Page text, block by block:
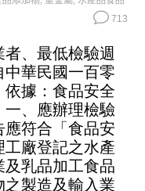
713
、最低檢驗週
華民國一百零
據：食品安全
、應辦理檢驗
應符合「食品安
廠登記之水產
乳品加工食品
製造及輸入業